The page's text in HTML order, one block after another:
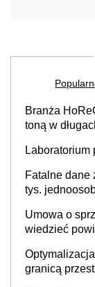
Branża
toną w
Laboratorium
Fatalne dane
tys.
Umowa o
wiedzieć
granicą